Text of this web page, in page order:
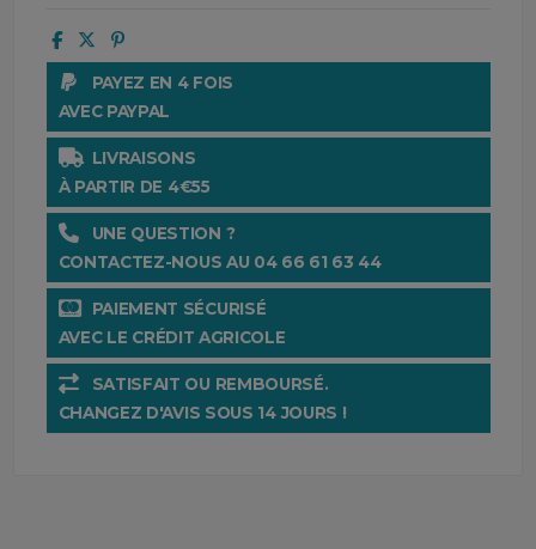
PAYEZ EN 4 FOIS
AVEC PAYPAL
LIVRAISONS
À PARTIR DE 4€55
UNE QUESTION ?
CONTACTEZ-NOUS AU 04 66 61 63 44
PAIEMENT SÉCURISÉ
AVEC LE CRÉDIT AGRICOLE
SATISFAIT OU REMBOURSÉ.
CHANGEZ D'AVIS SOUS 14 JOURS !